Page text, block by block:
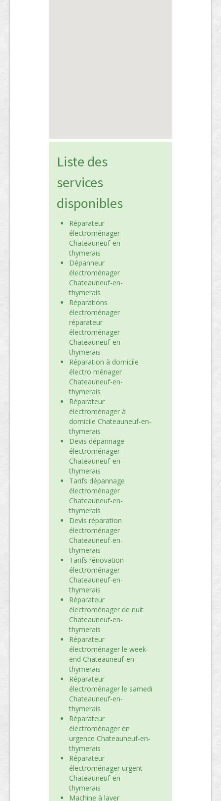
Liste des
services
disponibles
Réparateur
électroménager
Chateauneuf-en-
thymerais
Dépanneur
électroménager
Chateauneuf-en-
thymerais
Réparations
électroménager
réparateur
électroménager
Chateauneuf-en-
thymerais
Réparation à domicile
électro ménager
Chateauneuf-en-
thymerais
Réparateur
électroménager à
domicile Chateauneuf-en-
thymerais
Devis dépannage
électroménager
Chateauneuf-en-
thymerais
Tarifs dépannage
électroménager
Chateauneuf-en-
thymerais
Devis réparation
électroménager
Chateauneuf-en-
thymerais
Tarifs rénovation
électroménager
Chateauneuf-en-
thymerais
Réparateur
électroménager de nuit
Chateauneuf-en-
thymerais
Réparateur
électroménager le week-
end Chateauneuf-en-
thymerais
Réparateur
électroménager le samedi
Chateauneuf-en-
thymerais
Réparateur
électroménager en
urgence Chateauneuf-en-
thymerais
Réparateur
électroménager urgent
Chateauneuf-en-
thymerais
Machine à laver